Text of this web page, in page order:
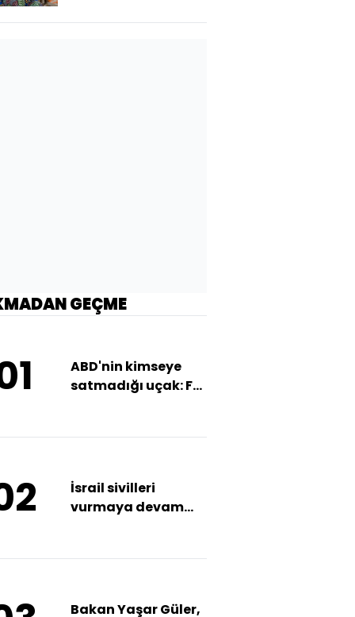
GEÇME
ABD'nin kimseye
satmadığı uçak: F-
İsrail sivilleri
vurmaya devam
Bakan Yaşar Güler,